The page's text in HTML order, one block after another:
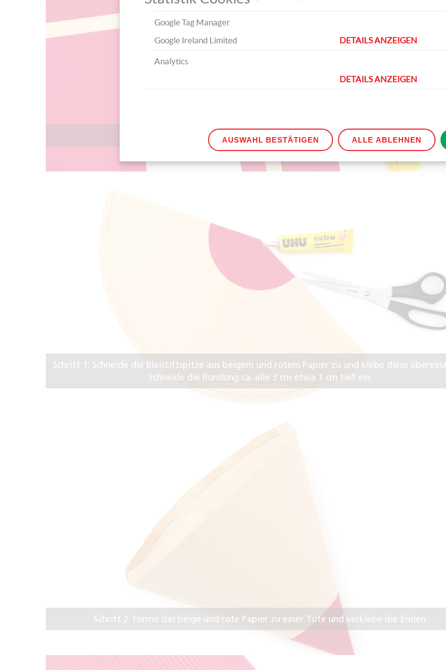
Dieses Bastelmaterial benötigst du für die Schultüten.
Schritt 1: Schneide die Bleistiftspitze aus beigem und rotem Papier zu und klebe diese
Schneide die Rundung ca. alle 3 cm etwa 1 cm tief ein.
Schritt 2: Forme das beige und rote Papier zu einer Tüte und verklebe die Enden.
Google Tag Manager
Google Ireland Limited
DETAILS ANZEIGEN
Analytics
DETAILS ANZEIGEN
AUSWAHL BESTÄTIGEN ALLE ABLEHNEN